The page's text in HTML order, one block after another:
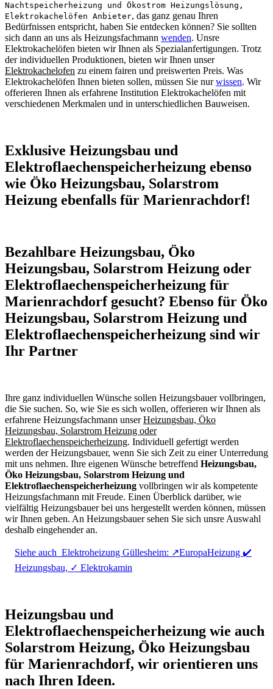
Nachtspeicherheizung und Ökostrom Heizungslösung,
Elektrokachelöfen Anbieter, das ganz genau Ihren
Bedürfnissen entspricht, haben Sie entdecken können? Sie sollten
sich dann an uns als Heizungsfachmann wenden. Unsre
Elektrokachelöfen bieten wir Ihnen als Spezialanfertigungen. Trotz
der individuellen Produktionen, bieten wir Ihnen unser
Elektrokachelofen zu einem fairen und preiswerten Preis. Was
Elektrokachelöfen Ihnen bieten sollen, müssen Sie nurwissen. Wir
offerieren Ihnen als erfahrene Institution Elektrokachelöfen mit
verschiedenen Merkmalen und in unterschiedlichen Bauweisen.
Exklusive Heizungsbau und
Elektroflaechenspeicherheizung ebenso
wie Öko Heizungsbau, Solarstrom
Heizung ebenfalls für Marienrachdorf!
Bezahlbare Heizungsbau, Öko
Heizungsbau, Solarstrom Heizung oder
Elektroflaechenspeicherheizung für
Marienrachdorf gesucht? Ebenso für Öko
Heizungsbau, Solarstrom Heizung und
Elektroflaechenspeicherheizung sind wir
Ihr Partner
Ihre ganz individuellen Wünsche sollen Heizungsbauer vollbringen,
die Sie suchen. So, wie Sie es sich wollen, offerieren wir Ihnen als
erfahrene Heizungsfachmann unserHeizungsbau, Öko
Heizungsbau, Solarstrom Heizung oder
Elektroflaechenspeicherheizung. Individuell gefertigt werden
werden der Heizungsbauer, wenn Sie sich Zeit zu einer Unterredung
mit uns nehmen. Ihre eigenen Wünsche betreffend Heizungsbau,
Öko Heizungsbau, Solarstrom Heizung und
Elektroflaechenspeicherheizung vollbringen wir als kompetente
Heizungsfachmann mit Freude. Einen Überblick darüber, wie
vielfältig Heizungsbauer bei uns hergestellt werden können, müssen
wir Ihnen geben. An Heizungsbauer sehen Sie sich unsre Auswahl
deshalb eingehender an.
Siehe auch Elektroheizung Güllesheim: ↗️EuropaHeizung ✔️
Heizungsbau, ✓ Elektrokamin
Heizungsbau und
Elektroflaechenspeicherheizung wie auch
Solarstrom Heizung, Öko Heizungsbau
für Marienrachdorf, wir orientieren uns
nach Ihren Ideen.